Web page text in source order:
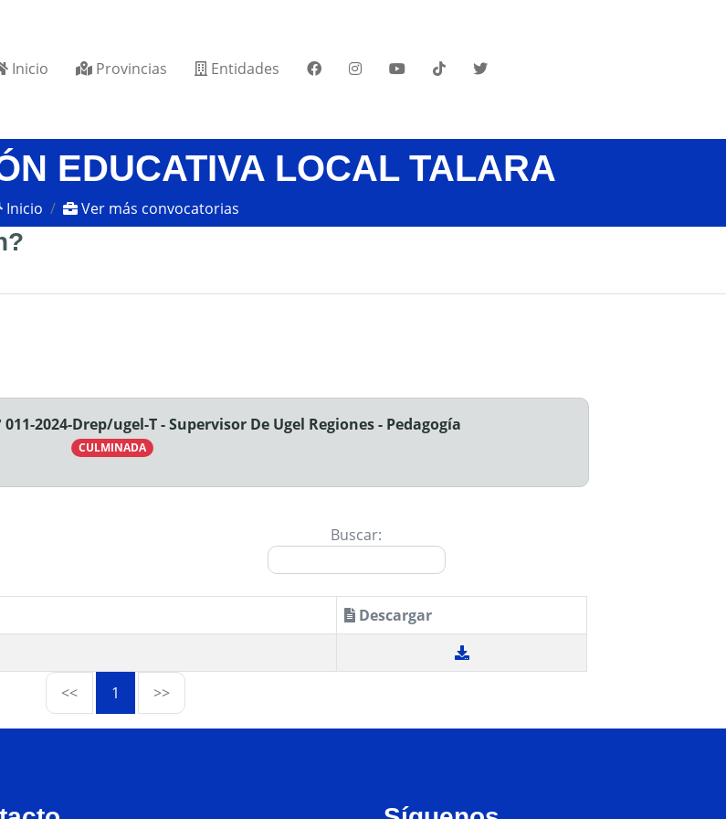
Inicio Provincias Entidades
EDUCATIVA LOCAL TALARA
Inicio Ver más convocatorias
2024-Drep/ugel-T - Supervisor De Ugel Regiones - Pedagogía
CULMINADA
Buscar:
Descargar
<< 1 >>